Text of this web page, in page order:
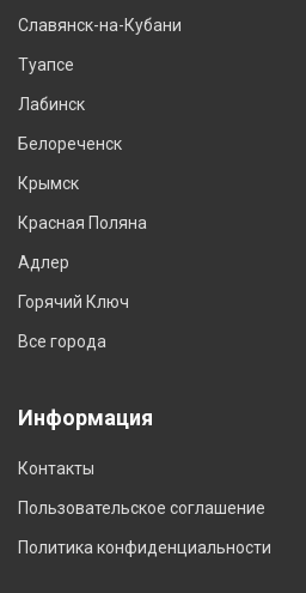
Славянск-на-Кубани
Туапсе
Лабинск
Белореченск
Крымск
Красная Поляна
Адлер
Горячий Ключ
Все города
Информация
Контакты
Пользовательское соглашение
Политика конфиденциальности